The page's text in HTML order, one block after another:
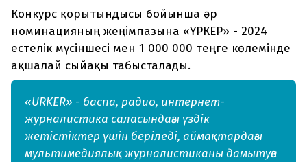
Конкурс қорытындысы бойынша әр
номинацияның жеңімпазына «ҮРКЕР» - 2024
естелік мүсіншесі мен 1 000 000 теңге көлемінде
ақшалай сыйақы табысталады.
«URKER» - баспа, радио, интернет-
журналистика саласындағы үздік
жетістіктер үшін беріледі, аймақтардағы
мультимедиялық журналистиканы дамытуға